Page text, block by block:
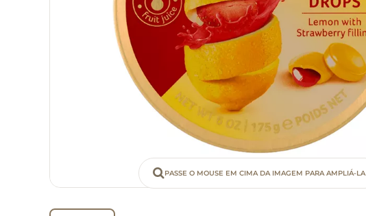
PASSE O MOUSE EM CIMA DA IMAGEM PARA AMPLIÁ-LA